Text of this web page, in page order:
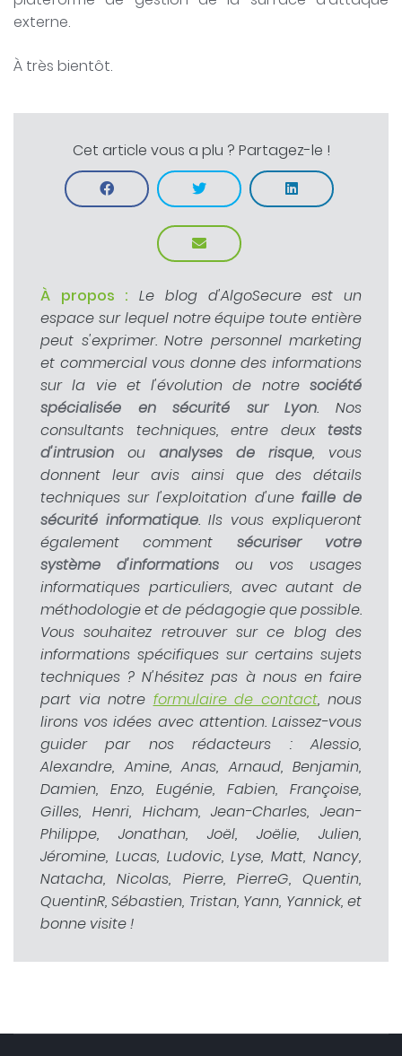
externe.
À très bientôt.
Cet article vous a plu ? Partagez-le !
À propos : Le blog d'AlgoSecure est un
espace sur lequel notre équipe toute entière
peut s'exprimer. Notre personnel marketing
et commercial vous donne des informations
sur la vie et l'évolution de notre société
spécialisée en sécurité sur Lyon. Nos
consultants techniques, entre deux tests
d'intrusion ou analyses de risque, vous
donnent leur avis ainsi que des détails
techniques sur l'exploitation d'une faille de
sécurité informatique. Ils vous expliqueront
également comment sécuriser votre
système d'informations ou vos usages
informatiques particuliers, avec autant de
méthodologie et de pédagogie que possible.
Vous souhaitez retrouver sur ce blog des
informations spécifiques sur certains sujets
techniques ? N'hésitez pas à nous en faire
part via notre formulaire de contact, nous
lirons vos idées avec attention. Laissez-vous
guider par nos rédacteurs : Alessio,
Alexandre, Amine, Anas, Arnaud, Benjamin,
Damien, Enzo, Eugénie, Fabien, Françoise,
Gilles, Henri, Hicham, Jean-Charles, Jean-
Philippe, Jonathan, Joël, Joëlie, Julien,
Jéromine, Lucas, Ludovic, Lyse, Matt, Nancy,
Natacha, Nicolas, Pierre, PierreG, Quentin,
QuentinR, Sébastien, Tristan, Yann, Yannick, et
bonne visite !